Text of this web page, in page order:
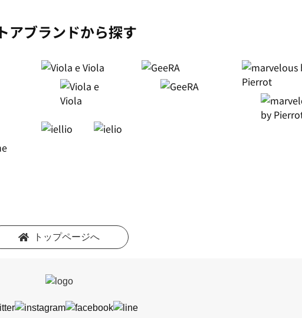
アブランドから探す
トップページへ